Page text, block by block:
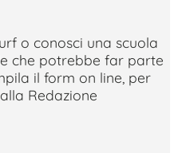
o conosci una scuola
che potrebbe far parte
il form on line, per
Redazione